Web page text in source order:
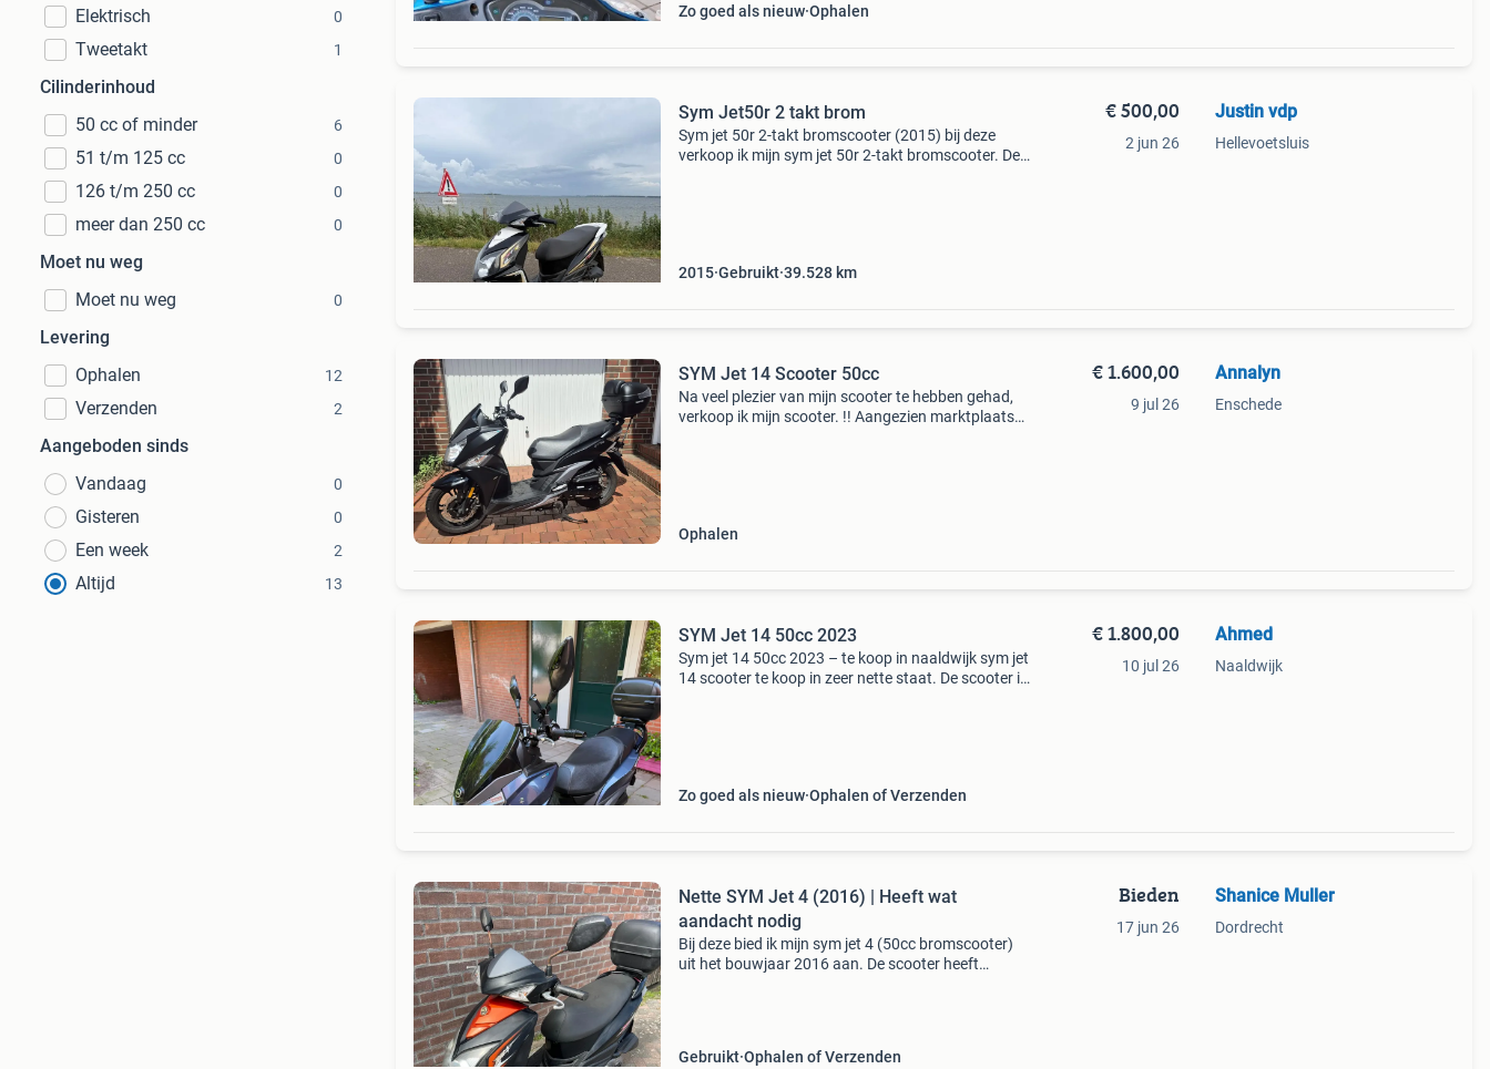
Elektrisch 0
Tweetakt 1
Cilinderinhoud
50 cc of minder
6
51 t/m 125 cc 0
126 t/m 250 cc 0
meer dan 250 cc 0
Moet nu weg
Moet nu weg
0
Levering
Ophalen
12
Verzenden 2
Aangeboden sinds
Vandaag
0
Gisteren 0
Een week 2
Altijd 13
Zo goed als nieuw Ophalen
Sym Jet50r 2 takt brom
Sym jet 50r 2-takt bromscooter (2015) bij deze
verkoop ik mijn sym jet 50r 2-takt bromscooter. De
2015 Gebruikt 39.528 km
€ 500,00
2 jun 26
Justin vdp
Hellevoetsluis
SYM Jet 14 Scooter 50cc
Na veel plezier van mijn scooter te hebben gehad,
verkoop ik mijn scooter. !! Aangezien marktplaats
Ophalen
€ 1.600,00
9 jul 26
Annalyn
Enschede
SYM Jet 14 50cc 2023
Sym jet 14 50cc 2023 – te koop in naaldwijk sym jet
14 scooter te koop in zeer nette staat. De scooter is
Zo goed als nieuw Ophalen of Verzenden
€ 1.800,00
10 jul 26
Ahmed
Naaldwijk
Nette SYM Jet 4 (2016) | Heeft wat
aandacht nodig
Bij deze bied ik mijn sym jet 4 (50cc bromscooter)
uit het bouwjaar 2016 aan. De scooter heeft
Gebruikt Ophalen of Verzenden
Bieden
17 jun 26
Shanice Muller
Dordrecht